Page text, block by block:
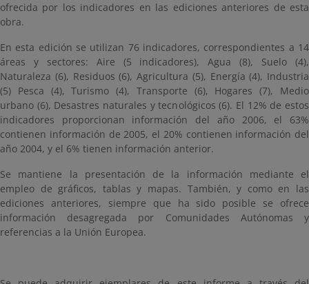
ofrecida por los indicadores en las ediciones anteriores de esta
obra.
En esta edición se utilizan 76 indicadores, correspondientes a 14
áreas y sectores: Aire (5 indicadores), Agua (8), Suelo (4),
Naturaleza (6), Residuos (6), Agricultura (5), Energía (4), Industria
(5) Pesca (4), Turismo (4), Transporte (6), Hogares (7), Medio
urbano (6), Desastres naturales y tecnológicos (6). El 12% de estos
indicadores proporcionan información del año 2006, el 63%
contienen información de 2005, el 20% contienen información del
año 2004, y el 6% tienen información anterior.
Se mantiene la presentación de la información mediante el
empleo de gráficos, tablas y mapas. También, y como en las
ediciones anteriores, siempre que ha sido posible se ofrece
información desagregada por Comunidades Autónomas y
referencias a la Unión Europea.